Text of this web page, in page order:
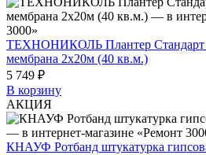
ТЕХНОНИКОЛЬ Плантер Стандарт
мембрана 2х20м (40 кв.м.)
5 749 ₽
В корзину
АКЦИЯ
КНАУФ Ротбанд штукатурка